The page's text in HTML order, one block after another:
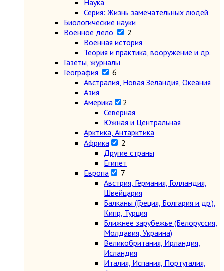
Наука
Серия: Жизнь замечательных людей
Биологические науки
Военное дело
2
Военная история
Теория и практика, вооружение и др.
Газеты, журналы
География
6
Австралия, Новая Зеландия, Океания
Азия
Америка
2
Северная
Южная и Центральная
Арктика, Антарктика
Африка
2
Другие страны
Египет
Европа
7
Австрия, Германия, Голландия,
Швейцария
Балканы (Греция, Болгария и др.),
Кипр, Турция
Ближнее зарубежье (Белоруссия,
Молдавия, Украина)
Великобритания, Ирландия,
Исландия
Италия, Испания, Португалия,